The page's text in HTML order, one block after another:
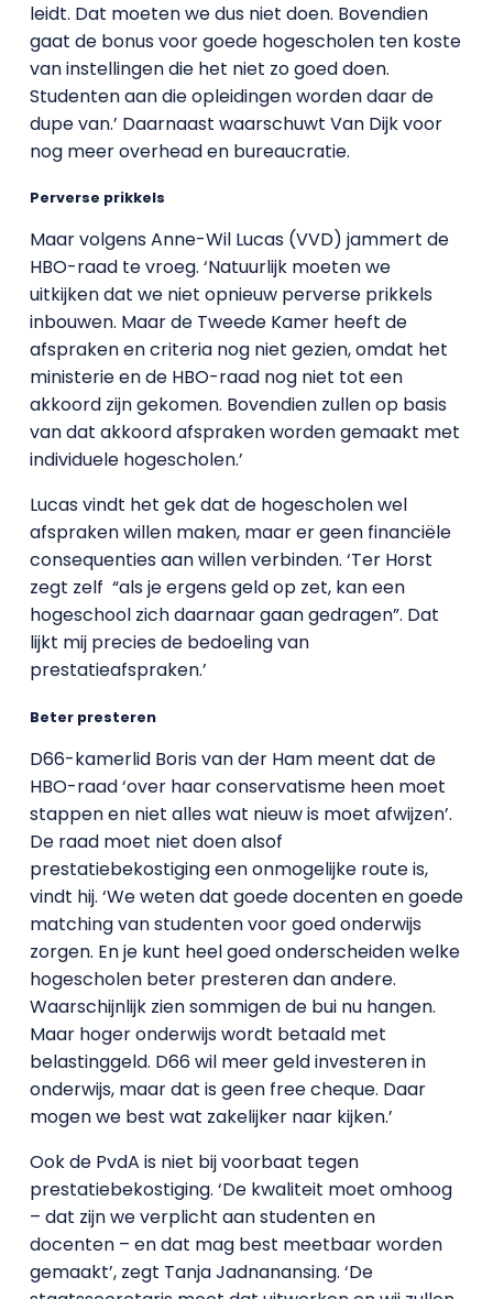
leidt. Dat moeten we dus niet doen. Bovendien
gaat de bonus voor goede hogescholen ten koste
van instellingen die het niet zo goed doen.
Studenten aan die opleidingen worden daar de
dupe van.’ Daarnaast waarschuwt Van Dijk voor
nog meer overhead en bureaucratie.
Perverse prikkels
Maar volgens Anne-Wil Lucas (VVD) jammert de
HBO-raad te vroeg. ‘Natuurlijk moeten we
uitkijken dat we niet opnieuw perverse prikkels
inbouwen. Maar de Tweede Kamer heeft de
afspraken en criteria nog niet gezien, omdat het
ministerie en de HBO-raad nog niet tot een
akkoord zijn gekomen. Bovendien zullen op basis
van dat akkoord afspraken worden gemaakt met
individuele hogescholen.’
Lucas vindt het gek dat de hogescholen wel
afspraken willen maken, maar er geen financiële
consequenties aan willen verbinden. ‘Ter Horst
zegt zelf “als je ergens geld op zet, kan een
hogeschool zich daarnaar gaan gedragen”. Dat
lijkt mij precies de bedoeling van
prestatieafspraken.’
Beter presteren
D66-kamerlid Boris van der Ham meent dat de
HBO-raad ‘over haar conservatisme heen moet
stappen en niet alles wat nieuw is moet afwijzen’.
De raad moet niet doen alsof
prestatiebekostiging een onmogelijke route is,
vindt hij. ‘We weten dat goede docenten en goede
matching van studenten voor goed onderwijs
zorgen. En je kunt heel goed onderscheiden welke
hogescholen beter presteren dan andere.
Waarschijnlijk zien sommigen de bui nu hangen.
Maar hoger onderwijs wordt betaald met
belastinggeld. D66 wil meer geld investeren in
onderwijs, maar dat is geen free cheque. Daar
mogen we best wat zakelijker naar kijken.’
Ook de PvdA is niet bij voorbaat tegen
prestatiebekostiging. ‘De kwaliteit moet omhoog
– dat zijn we verplicht aan studenten en
docenten – en dat mag best meetbaar worden
gemaakt’, zegt Tanja Jadnanansing. ‘De